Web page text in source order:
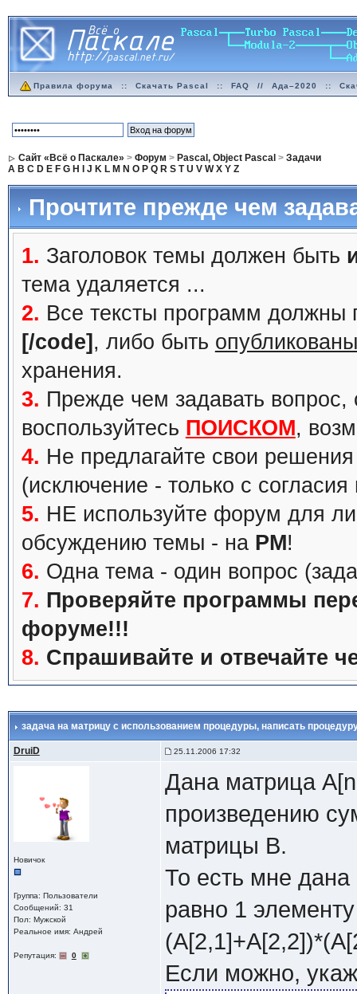
Правила форума :: Скачать Pascal :: FAQ // Ада–2020 ::
Сайт «Всё о Паскале» > Форум > Pascal, Object Pascal > Задачи
A B C D E F G H J K L M N O P Q R S T U V W X Y Z
Прочтите прежде чем
1. Заголовок темы должен быть
тема удаляется ...
2. Все тексты программ должны
[/code] , либо быть
хранения.
3. Прежде чем задавать вопрос,
воспользуйтесь ПОИСКОМ,
4. Не предлагайте свои
(исключение - только с
5. НЕ используйте форум для
обсуждению темы - на PM!
6. Одна тема - один вопрос
7. Проверяйте программы
форуме!!!
8. Спрашивайте и отвечайте
задача на матрицу с использованием процедуры, написать
DruiD 25.11.2006 17:32
Новичок
Группа: Пользователи
Сообщений: 31
Пол: Мужской
Реальное имя: Андрей
Репутация: 0
Дана матрица
произведению
матрицы В.
То есть мне дана
равно 1
Если можно,